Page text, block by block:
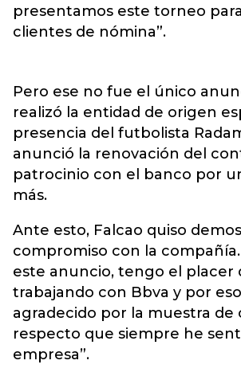
presentamos este torneo
clientes de nómina”.
Pero ese no fue el único
realizó la entidad de origen
presencia del futbolista
anunció la renovación del
patrocinio con el banco por
más.
Ante esto, Falcao quiso
compromiso con la
este anuncio, tengo el placer
trabajando con Bbva y por
agradecido por la muestra de
respecto que siempre he
empresa”.